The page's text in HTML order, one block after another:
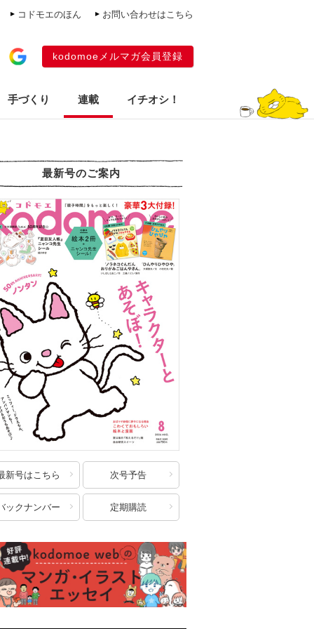
コドモエのほん お問い合わせはこちら
kodomoeメルマガ会員登録
手づくり 連載 イチオシ！
最新号のご案内
新号はこちら 次号予告
ックナンバー 定期購読